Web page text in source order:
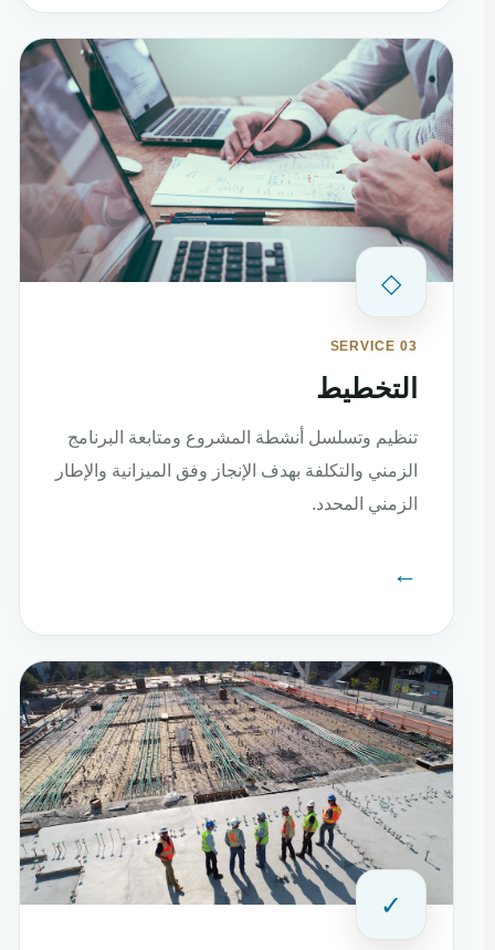
◇
SERVICE 03
التخطيط
تنظيم وتسلسل أنشطة المشروع ومتابعة البرنامج
الزمني والتكلفة بهدف الإنجاز وفق الميزانية والإطار
الزمني المحدد.
←
✓